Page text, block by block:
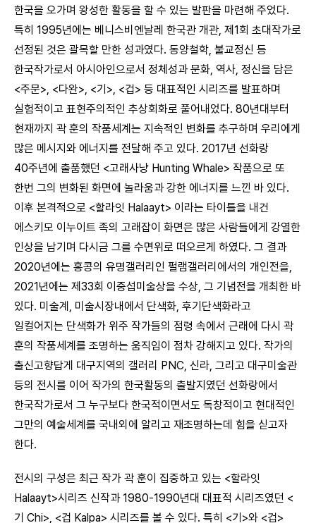
한국을 오가며 왕성한 활동을 할 수 있는 발판을 마련해 주었다.
특히 1995년에는 베니스비엔날레 한국관 개관, 제1회 초대작가로
선정된 것은 괄목할 만한 성과였다. 동양철학, 불교정신 등
한국작가로서 아시아인으로서 정체성과 문화, 역사, 정신을 담은
<주문>, <다완>, <기>, <겁> 등 대표적인 시리즈를 발표하며
실험적이고 표현주의적인 추상회화로 풀어내었다. 80년대부터
현재까지 곽 훈의 작품세계는 지속적인 변화를 추구하며 우리에게
많은 메시지와 에너지를 전달해 주고 있다. 2017년 선화랑
40주년에 출품했던 <고래사냥 Hunting Whale> 작품으로 또
한번 그의 변화된 화면에 놀라움과 강한 에너지를 느낀 바 있다.
이후 본격적으로 <할라잇 Halaayt> 이라는 타이틀을 내건
에스키모 이누이트 족의 고래잡이 화면은 많은 사람들에게 강열한
인상을 남기며 다시금 그를 수면위로 떠오르게 하였다. 그 결과
2020년에는 홍콩의 유명갤러리인 펄램갤러리에서의 개인전을,
2021년에는 제33회 이중섭미술상을 수상, 그 기념전을 개최한 바
있다. 미술계, 미술시장내에서 단색화, 후기단색화라고
일컬어지는 단색화가 위주 작가들의 점령 속에서 근래에 다시 곽
훈의 작품세계를 조명하는 움직임이 점차 강해지고 있다. 작가의
출신고향답게 대구지역의 갤러리 PNC, 신라, 그리고 대구미술관
등의 전시를 이어 작가의 한국활동의 출발지였던 선화랑에서
한국작가로서 그 누구보다 한국적이면서도 독창적이고 현대적인
그만의 예술세계를 국내외에 알리고 재조명하는데 힘을 싣고자
한다.
전시의 구성은 최근 작가 곽 훈이 집중하고 있는 <할라잇
Halaayt>시리즈 신작과 1980-1990년대 대표적 시리즈였던 <
기 Chi>, <겁 Kalpa> 시리즈를 볼 수 있다. 특히 <기>와 <겁>